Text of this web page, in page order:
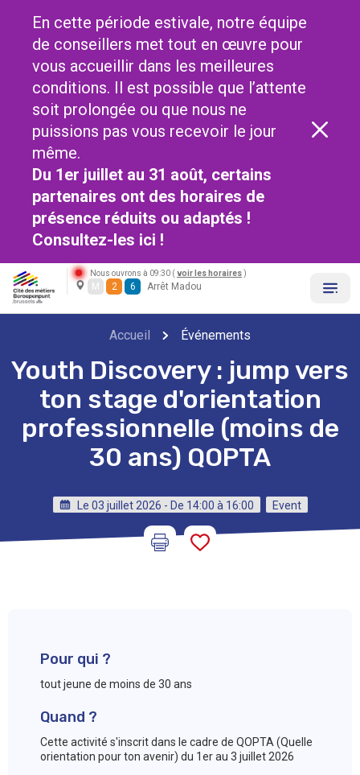
En cette période estivale, notre équipe
de conseillers met tout en œuvre pour
vous accueillir dans les meilleures
conditions. Il est possible que l’attente
soit prolongée ou que nous ne
puissions pas vous recevoir le jour
même.
Du 1er juillet au 31 août, certains
partenaires ont des horaires de
présence réduits ou adaptés !
Consultez-les ici !
Nous ouvrons à 09:30 ( voir les horaires )
M 2 6 Arrêt Madou
Accueil Événements
Youth Discovery : jump vers
ton stage d'orientation
professionnelle (moins de
30 ans) QOPTA
Le 03 juillet 2026 - De 14:00 à 16:00 Event
Pour qui ?
tout jeune de moins de 30 ans
Quand ?
Cette activité s'inscrit dans le cadre de QOPTA (Quelle
orientation pour ton avenir) du 1er au 3 juillet 2026